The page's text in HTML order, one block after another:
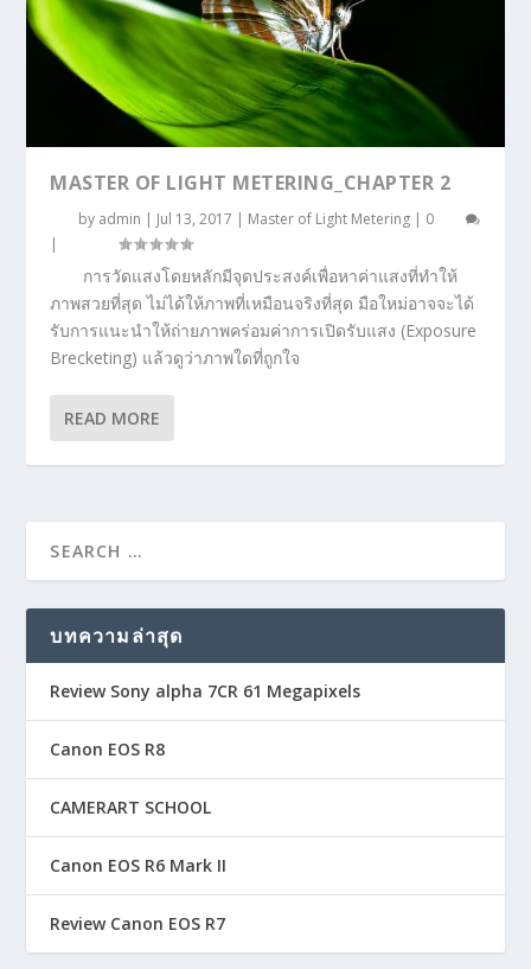
MASTER OF LIGHT METERING_CHAPTER 2
by admin Jul 13, 2017 Master of Light Metering
0
การวัดแสงโดยหลักมีจุดประสงค์เพื่อหาค่าแสงที่ทำให้
ภาพสวยที่สุด ไม่ได้ให้ภาพที่เหมือนจริงที่สุด มือใหม่อาจจะได้
รับการแนะนำให้ถ่ายภาพคร่อมค่าการเปิดรับแสง (Exposure
Brecketing) แล้วดูว่าภาพใดที่ถูกใจ
READ MORE
บทความล่าสุด
Review Sony alpha 7CR 61 Megapixels
Canon EOS R8
CAMERART SCHOOL
Canon EOS R6 Mark II
Review Canon EOS R7